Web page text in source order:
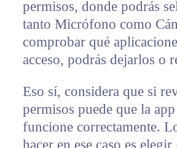
permisos, donde podrás
tanto Micrófono como
comprobar qué
acceso, podrás dejarlos o
Eso sí, considera que si
permisos puede que la
funcione correctamente.
hacer en ese caso es